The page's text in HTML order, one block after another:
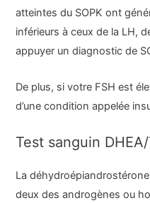
atteintes du SOPK ont
inférieurs à ceux de la LH,
appuyer un diagnostic de
De plus, si votre FSH est
d’une condition appelée
Test sanguin
La
deux des androgènes ou